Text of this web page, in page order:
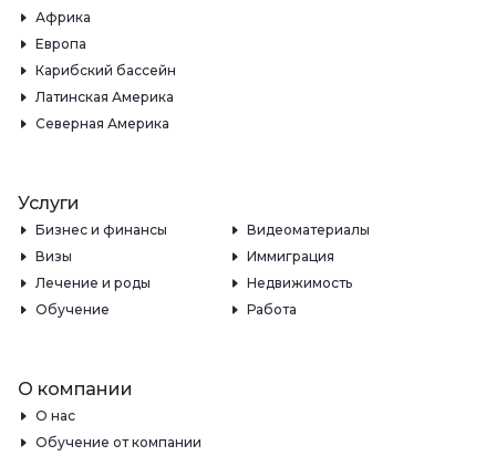
Африка
Европа
Карибский бассейн
Латинская Америка
Северная Америка
Услуги
Бизнес и финансы
Видеоматериалы
Визы
Иммиграция
Лечение и роды
Недвижимость
Обучение
Работа
О компании
О нас
Обучение от компании